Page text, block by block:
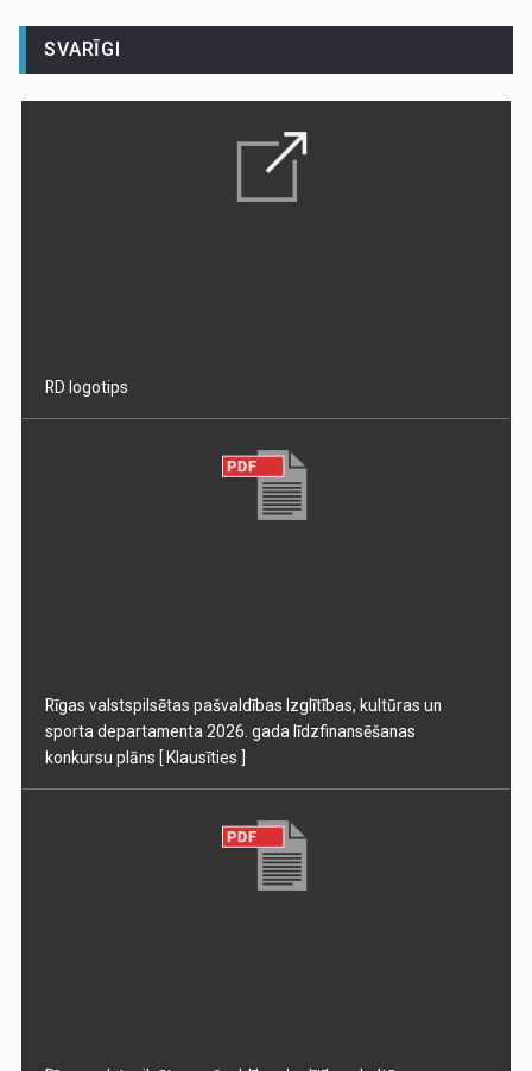
SVARĪGI
RD logotips
Rīgas valstspilsētas pašvaldības Izglītības, kultūras un
sporta departamenta 2026. gada līdzfinansēšanas
konkursu plāns [ Klausīties ]